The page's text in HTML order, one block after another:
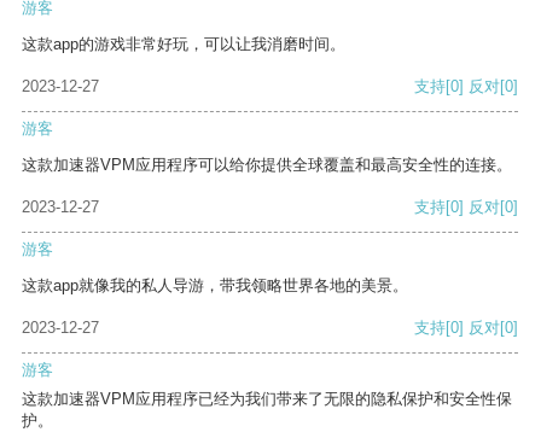
游客
这款app的游戏非常好玩，可以让我消磨时间。
2023-12-27 支持[0] 反对[0]
游客
这款加速器VPM应用程序可以给你提供全球覆盖和最高安全性的连接。
2023-12-27 支持[0] 反对[0]
游客
这款app就像我的私人导游，带我领略世界各地的美景。
2023-12-27 支持[0] 反对[0]
游客
这款加速器VPM应用程序已经为我们带来了无限的隐私保护和安全性保
护。